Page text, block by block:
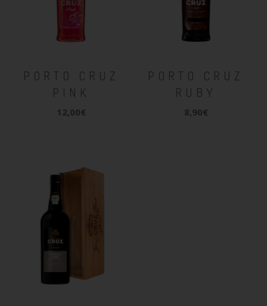
PORTO CRUZ
PINK
12,00€
PORTO CRUZ
RUBY
8,90€